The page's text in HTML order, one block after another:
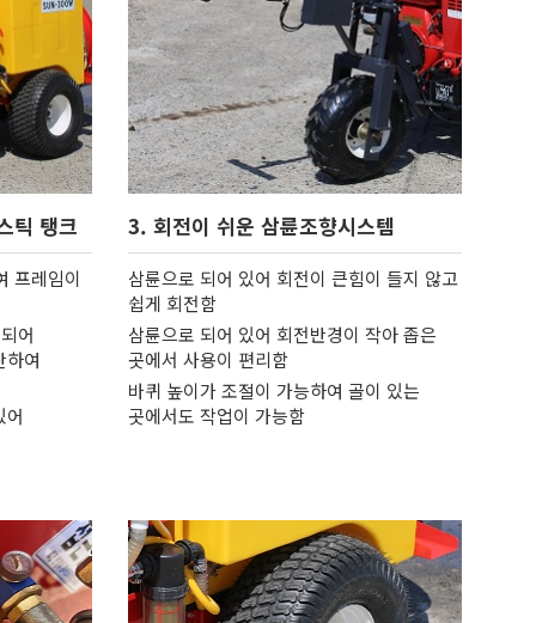
틱 탱크
프레임이
어
하여
어
3. 회전이 쉬운 삼륜조향시스템
삼륜으로 되어 있어 회전이 큰힘이 들지 않고
쉽게 회전함
삼륜으로 되어 있어 회전반경이 작아 좁은
곳에서 사용이 편리함
바퀴 높이가 조절이 가능하여 골이 있는
곳에서도 작업이 가능함